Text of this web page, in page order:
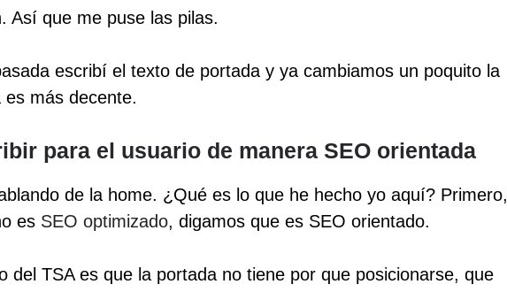
Así que me puse las pilas.
escribí el texto de portada y ya cambiamos un poquito la
es más decente.
para el usuario de manera SEO orientada
de la home. ¿Qué es lo que he hecho yo aquí? Primero,
es SEO optimizado, digamos que es SEO orientado.
del TSA es que la portada no tiene por que posicionarse, que